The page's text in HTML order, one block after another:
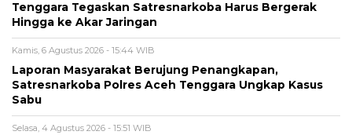
Tenggara Tegaskan Satresnarkoba Harus Bergerak
Hingga ke Akar Jaringan
Kamis, 6 Agustus 2026 - 15:44 WIB
Laporan Masyarakat Berujung Penangkapan,
Satresnarkoba Polres Aceh Tenggara Ungkap Kasus
Sabu
Selasa, 4 Agustus 2026 - 15:51 WIB